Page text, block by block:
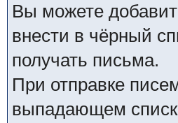
Вы можете
внести в чёрный
получать письма.
При отправке
выпадающем